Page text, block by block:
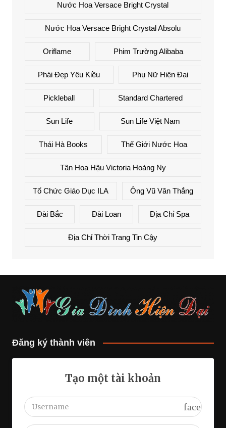
Nước Hoa Versace Bright Crystal
Nước Hoa Versace Bright Crystal Absolu
Oriflame Phim Trường Alibaba
Phái Đẹp Yêu Kiều Phụ Nữ Hiện Đại
Pickleball Standard Chartered
Sun Life Sun Life Việt Nam
Thái Hà Books Thế Giới Nước Hoa
Tân Hoa Hậu Victoria Hoàng Ny
Tổ Chức Giáo Dục ILA Ông Vũ Văn Thắng
Đài Bắc Đài Loan Địa Chỉ Spa
Địa Chỉ Thời Trang Tin Cậy
Đăng ký thành viên
Tạo một tài khoản
face